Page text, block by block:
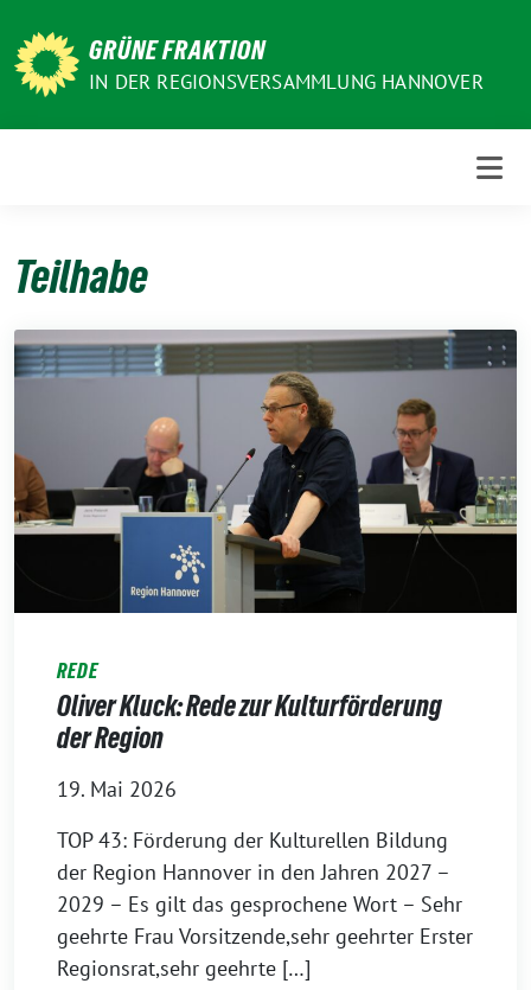
zum
Inhalt
GRÜNE FRAKTION
IN DER REGIONSVERSAMMLUNG HANNOVER
Teilhabe
REDE
Oliver Kluck: Rede zur Kulturförderung
der Region
19. Mai 2026
TOP 43: Förderung der Kulturellen Bildung
der Region Hannover in den Jahren 2027 –
2029 – Es gilt das gesprochene Wort – Sehr
geehrte Frau Vorsitzende,sehr geehrter Erster
Regionsrat,sehr geehrte […]